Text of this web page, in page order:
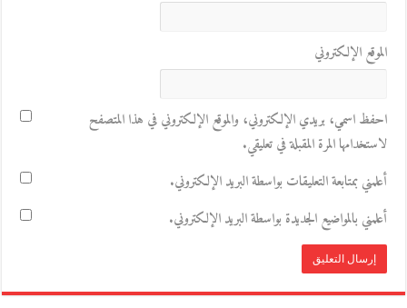
الموقع الإلكتروني
احفظ اسمي، بريدي الإلكتروني، والموقع الإلكتروني في هذا المتصفح
لاستخدامها المرة المقبلة في تعليقي.
أعلمني بمتابعة التعليقات بواسطة البريد الإلكتروني.
أعلمني بالمواضيع الجديدة بواسطة البريد الإلكتروني.